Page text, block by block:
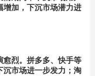
增加，下沉市场潜力进
烈。 拼多多、快手等
沉市场进一步发力；淘